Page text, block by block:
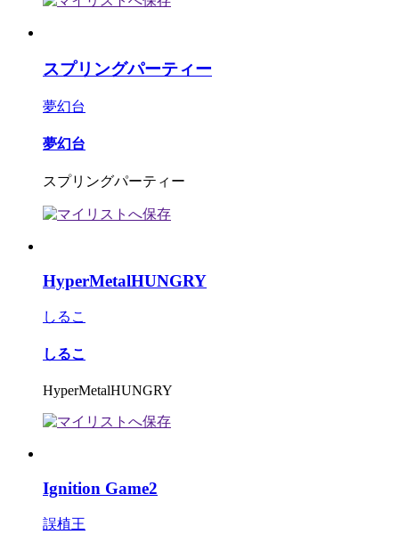
スプリングパーティー
夢幻台
夢幻台
スプリングパーティー
HyperMetalHUNGRY
しるこ
しるこ
HyperMetalHUNGRY
Ignition Game2
誤植王